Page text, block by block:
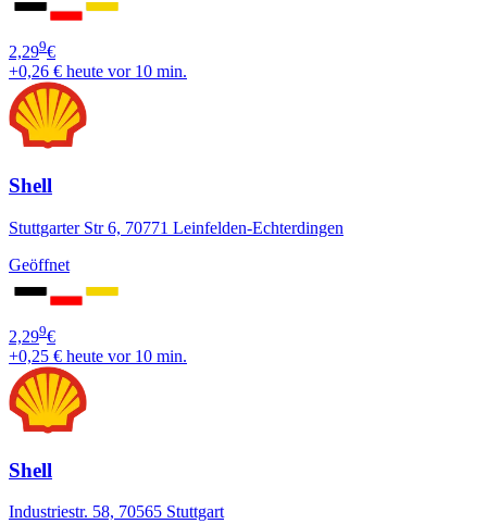
2,299€
+0,26 € heute vor 10 min.
Shell
Stuttgarter Str 6, 70771 Leinfelden-Echterdingen
Geöffnet
2,299€
+0,25 € heute vor 10 min.
Shell
Industriestr. 58, 70565 Stuttgart